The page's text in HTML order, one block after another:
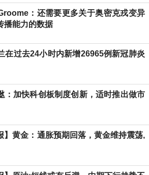
：还需要更多关于奥密克戎变异
播能力的数据
在过去24小时内新增26965例新冠肺炎
：加快科创板制度创新，适时推出做市
】黄金：通胀预期回落，黄金维持震荡,